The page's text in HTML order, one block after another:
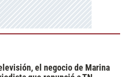
el negocio de Marina